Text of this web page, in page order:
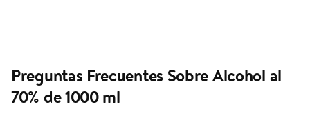
Preguntas Frecuentes Sobre Alcohol al
70% de 1000 ml